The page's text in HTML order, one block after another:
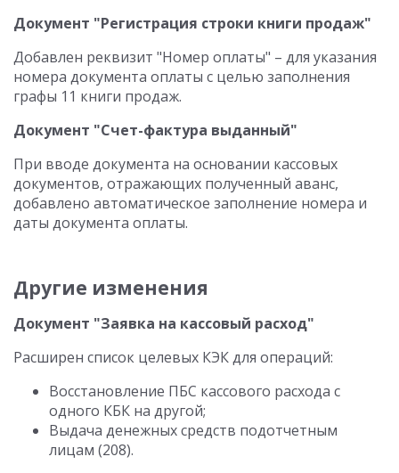
Документ "Регистрация строки книги продаж"
Добавлен реквизит "Номер оплаты" – для указания
номера документа оплаты с целью заполнения
графы 11 книги продаж.
Документ "Счет-фактура выданный"
При вводе документа на основании кассовых
документов, отражающих полученный аванс,
добавлено автоматическое заполнение номера и
даты документа оплаты.
Другие изменения
Документ "Заявка на кассовый расход"
Расширен список целевых КЭК для операций:
Восстановление ПБС кассового расхода с
одного КБК на другой;
Выдача денежных средств подотчетным
лицам (208).